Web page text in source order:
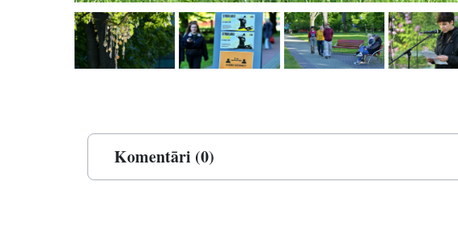
Komentāri (0)